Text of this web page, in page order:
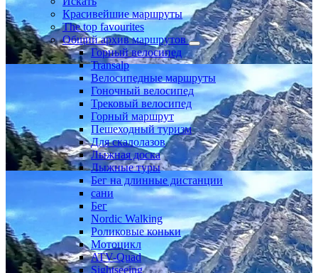
Красивейшие маршруты
The top favourites
Общий архив маршрутов
Горный велосипед
Transalp
Велосипедные маршруты
Гоночный велосипед
Трековый велосипед
Горный маршрут
Пешеходный туризм
Для скалолазов
Лыжная доска
Лыжные туры
Бег на длинные дистанции
сани
Бег
Nordic Walking
Роликовые коньки
Мотоцикл
ATV-Quad
Sightseeing